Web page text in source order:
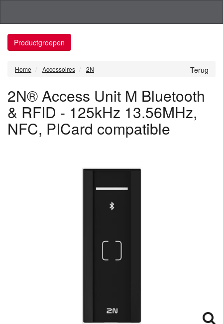
Productgroepen
Terug
Home Accessoires 2N
2N® Access Unit M Bluetooth
& RFID - 125kHz 13.56MHz,
NFC, PICard compatible